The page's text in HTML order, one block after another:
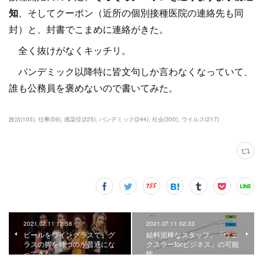
知、そしてクーポン（近所の個別接種医院の連絡先も同
封）と、封書でこまめに連絡がきた。
全く抜けがなくキッチリ。
パンデミック以降特に皆文句しか言わなくなっていて、
誰も公務員を褒めないので書いてみた。
政治(103) 仕事(59) 感染症(225) パンデミック(244) 社会(300) ウイルス(217)
2021.07.11 12:58
ビールをワイングラスで。グ
ラスの脚を持つのが普通にな
ってきた。
2021.07.11 02:33
給料泥棒なスタッフ。「ウェ
クスラーforビジネス」の可能
性。